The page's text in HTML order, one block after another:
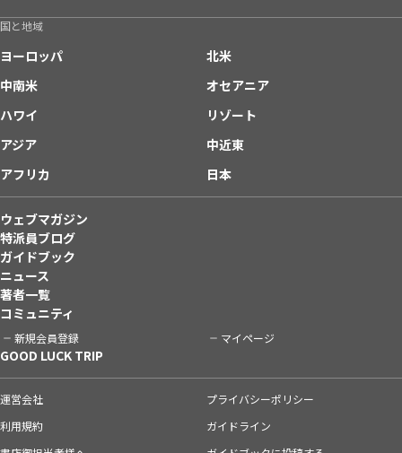
国と地域
ヨーロッパ
北米
中南米
オセアニア
ハワイ
リゾート
アジア
中近東
アフリカ
日本
ウェブマガジン
特派員ブログ
ガイドブック
ニュース
著者一覧
コミュニティ
新規会員登録 マイページ
GOOD LUCK TRIP
運営会社
プライバシーポリシー
利用規約
ガイドライン